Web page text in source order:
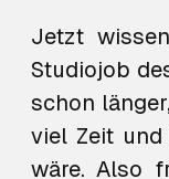
Jetzt
Studiojob
schon
viel Zeit
wäre. Also